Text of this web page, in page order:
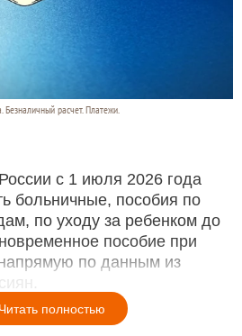
Безналичный расчет. Платежи.
с 1 июля 2026 года
больничные, пособия по
по уходу за ребенком до
пособие при
по данным из
Читать полностью